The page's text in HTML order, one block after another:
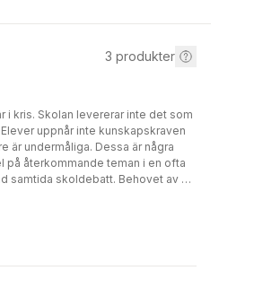
3 produkter
i kris. Skolan levererar inte det som
uppnår inte kunskapskraven
är undermåliga. Dessa är några
på återkommande teman i en ofta
samtida skoldebatt. Behovet av en